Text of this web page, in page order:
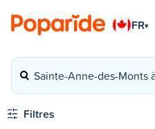
FR▾
Sainte-Anne-des-Monts
Filtres